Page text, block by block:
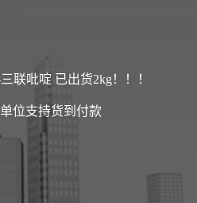
联吡啶 已出货2kg！！！
位支持货到付款